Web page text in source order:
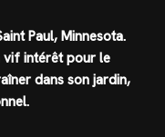
Paul, Minnesota.
vif intérêt pour le
dans son jardin,